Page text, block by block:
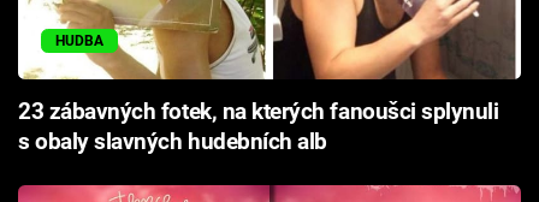
Sledujte nás
HUDBA
23 zábavných fotek, na kterých fanoušci splynuli
s obaly slavných hudebních alb